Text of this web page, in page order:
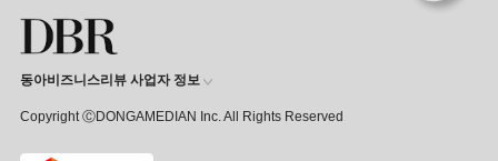
동아비즈니스리뷰 사업자 정보
Copyright ⒸDONGAMEDIAN Inc. All Rights Reserved